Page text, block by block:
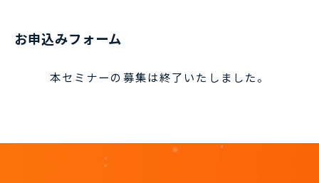
お申込みフォーム
本セミナーの募集は終了いたしました。